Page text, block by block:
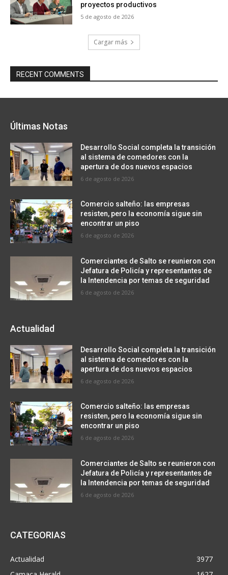
proyectos productivos
5 de agosto de 2026
Cargar más
RECENT COMMENTS
Últimas Notas
Desarrollo Social completa la transición
al sistema de comedores con la
apertura de dos nuevos espacios
6 de agosto de 2026
Comercio salteño: las empresas
resisten, pero la economía sigue sin
encontrar un piso
6 de agosto de 2026
Comerciantes de Salto se reunieron con
Jefatura de Policía y representantes de
la Intendencia por temas de seguridad
6 de agosto de 2026
Actualidad
Desarrollo Social completa la transición
al sistema de comedores con la
apertura de dos nuevos espacios
6 de agosto de 2026
Comercio salteño: las empresas
resisten, pero la economía sigue sin
encontrar un piso
6 de agosto de 2026
Comerciantes de Salto se reunieron con
Jefatura de Policía y representantes de
la Intendencia por temas de seguridad
6 de agosto de 2026
CATEGORIAS
Actualidad
3977